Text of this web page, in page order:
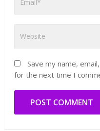
Save my name,
for the next time I